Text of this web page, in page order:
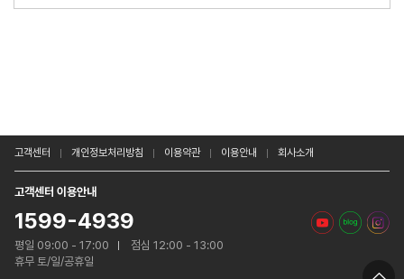
고객센터 개인정보처리방침 이용약관 이용안내 회사소개
고객센터 이용안내
1599-4939
평일 09:00 - 17:00
점심 12:00 - 13:00
휴무 토/일/공휴일